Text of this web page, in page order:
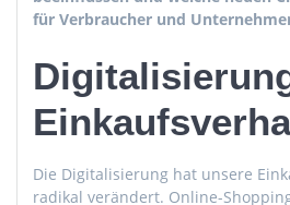
für Verbraucher und
Die Digitalisierung hat unsere
radikal verändert. Online-